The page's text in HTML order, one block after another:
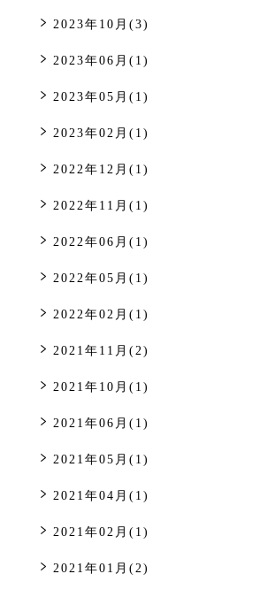
2023年10月(3)
2023年06月(1)
2023年05月(1)
2023年02月(1)
2022年12月(1)
2022年11月(1)
2022年06月(1)
2022年05月(1)
2022年02月(1)
2021年11月(2)
2021年10月(1)
2021年06月(1)
2021年05月(1)
2021年04月(1)
2021年02月(1)
2021年01月(2)